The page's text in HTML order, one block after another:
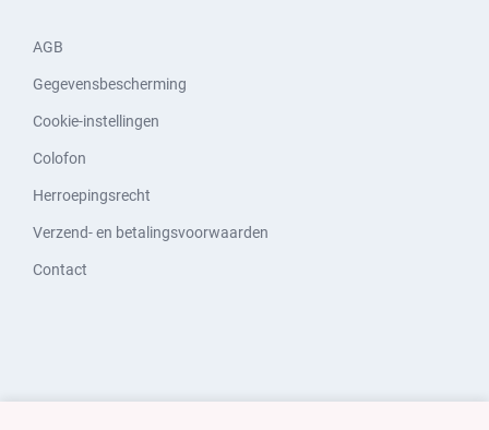
AGB
Gegevensbescherming
Cookie-instellingen
Colofon
Herroepingsrecht
Verzend- en betalingsvoorwaarden
Contact